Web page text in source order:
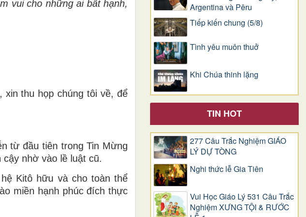
vui cho những ai bất hạnh,
xin thu họp chúng tôi về, để
từ đầu tiên trong Tin Mừng
nhờ vào lề luật cũ.
Kitô hữu và cho toàn thể
miền hạnh phúc đích thực
Argentina và Pêru
Tiếp kiến chung (5/8)
Tình yêu muôn thuở
Khi Chúa thinh lặng
TIN HOT
277 Câu Trắc Nghiệm GIÁO
LÝ DỰ TÒNG
Nghi thức lễ Gia Tiên
Vui Học Giáo Lý 531 Câu Trắc
Nghiệm XƯNG TỘI & RƯỚC